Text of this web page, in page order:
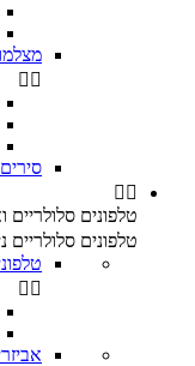
 
 
טלפונים סלולריים
טלפונים סלולריים
 